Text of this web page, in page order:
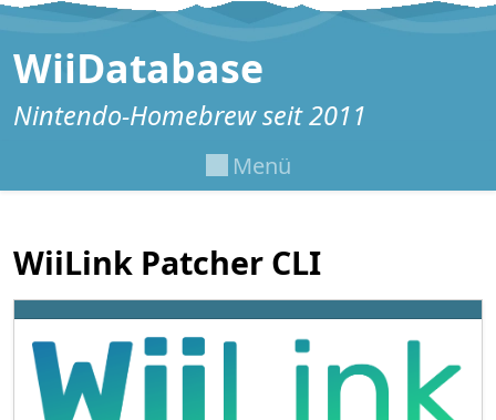
Zum Inhalt springen
WiiDatabase
Nintendo-Homebrew seit 2011
Menü
WiiLink Patcher CLI